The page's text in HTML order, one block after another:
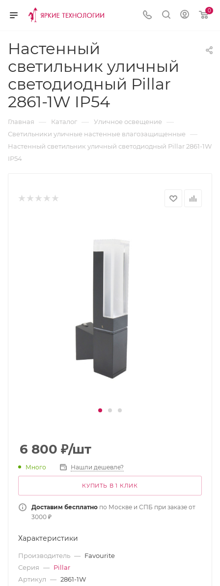
0
Настенный
светильник уличный
светодиодный Pillar
2861-1W IP54
Главная — Каталог — Уличное освещение —
Светильники уличные настенные влагозащищенные —
Настенный светильник уличный светодиодный Pillar 2861-1W
IP54
6 800 ₽/шт
Много Нашли дешевле?
КУПИТЬ В 1 КЛИК
Доставим бесплатно по Москве и СПБ при заказе от
3000 ₽
Характеристики
Производитель — Favourite
Серия — Pillar
Артикул — 2861-1W